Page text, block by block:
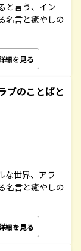
と言う、イン
名言と癒やしの
細を見る
ブのことばと
な世界、アラ
名言と癒やしの
細を見る